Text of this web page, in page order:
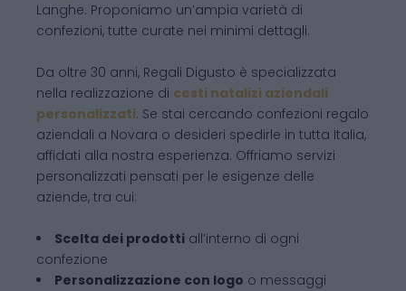
Langhe. Proponiamo un’ampia varietà di
confezioni, tutte curate nei minimi dettagli.
Da oltre 30 anni, Regali Digusto è specializzata
nella realizzazione di cesti natalizi aziendali
personalizzati. Se stai cercando confezioni regalo
aziendali a Novara o desideri spedirle in tutta Italia,
affidati alla nostra esperienza. Offriamo servizi
personalizzati pensati per le esigenze delle
aziende, tra cui:
Scelta dei prodotti all’interno di ogni
confezione
Personalizzazione con logo o messaggi